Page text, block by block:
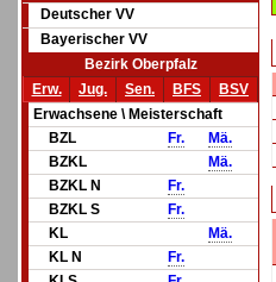
Deutscher VV
Bayerischer VV
Bezirk Oberpfalz
Erw.
Jug. Sen. BFS
BSV
Erwachsene \ Meisterschaft
BZL
Fr.
Mä.
BZKL
Mä.
BZKL N
Fr.
BZKL S
Fr.
KL
Mä.
KL N
Fr.